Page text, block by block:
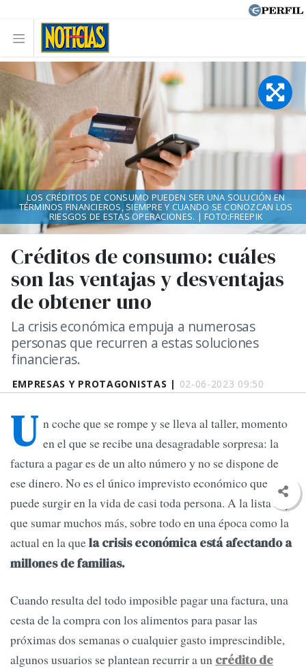
EMPRESAS Y PROTAGONISTAS | 02-06-2023 09:50
Créditos de consumo: cuáles
son las ventajas y desventajas
de obtener uno
La crisis económica empuja a numerosas
personas que recurren a estas soluciones
financieras.
LOS CRÉDITOS DE CONSUMO PUEDEN SER UNA SOLUCIÓN EN
TÉRMINOS FINANCIEROS, SIEMPRE Y CUANDO SE CONOZCAN LOS
RIESGOS DE ESTAS OPERACIONES. | FOTO:FREEPIK
U n coche que se rompe y se lleva al taller, momento
en el que se recibe una desagradable sorpresa: la
factura a pagar es de un alto número y no se dispone de
ese dinero. No es el único imprevisto económico que
puede surgir en la vida de casi toda persona. A la lista hay
que sumar muchos más, sobre todo en una época como la
actual en la quela crisis económica está afectando a
millones de familias.
Cuando resulta del todo imposible pagar una factura, una
cesta de la compra con los alimentos para pasar las
próximas dos semanas o cualquier gasto imprescindible,
algunos usuarios se plantean recurrir a un crédito de